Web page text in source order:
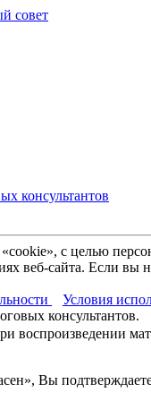
совет
консультантов
с целью
веб-сайта. Если вы
Условия
консультантов.
воспроизведении
Вы